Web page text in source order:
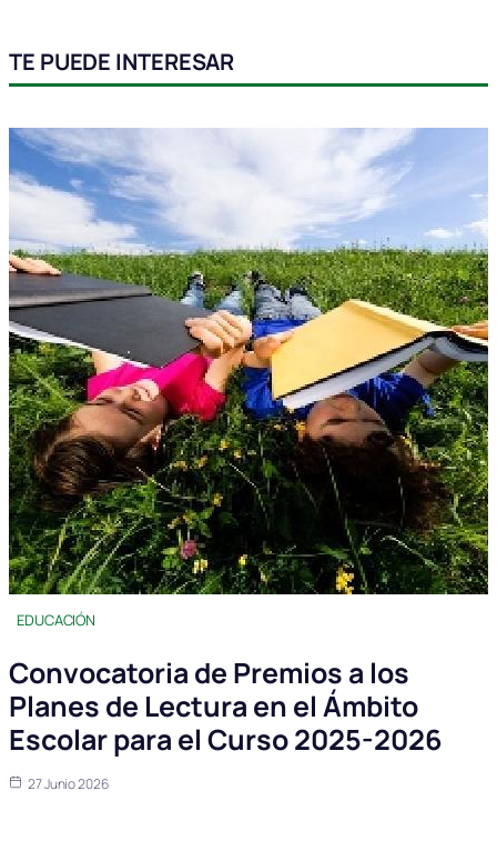
TE PUEDE INTERESAR
EDUCACIÓN
Convocatoria de Premios a los
Planes de Lectura en el Ámbito
Escolar para el Curso 2025-2026
27 Junio 2026